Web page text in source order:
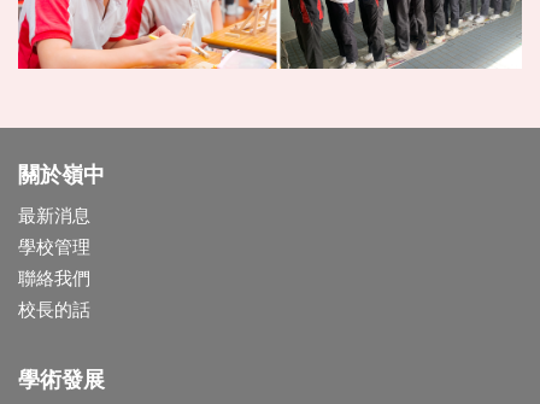
關於嶺中
最新消息
學校管理
聯絡我們
校長的話
學術發展